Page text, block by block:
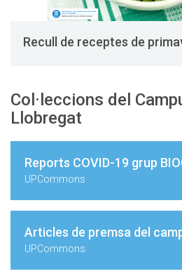
Recull de receptes de
Col·leccions del
Llobregat
Reports COVID-19 grup
UPCommons
Articles de premsa del
UPCommons